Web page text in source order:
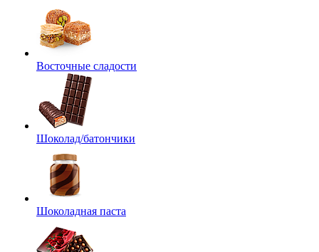
Восточные сладости
Шоколад/батончики
Шоколадная паста